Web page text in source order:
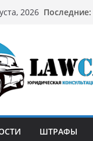
2026 Последние:
ШТРАФЫ